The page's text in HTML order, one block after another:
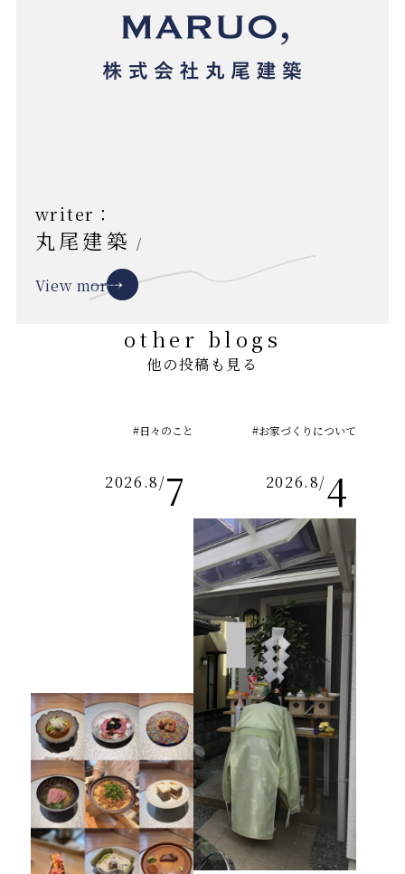
writer：
丸尾建築 /
View more
other blogs
他の投稿も見る
2026.8/7
#日々のこと
2026.8/4
#お家づくりについて